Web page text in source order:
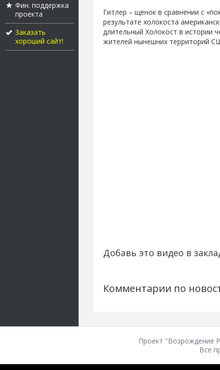
Фин. поддержка
проекта
Заказать
хороший сайт!
Гитлер – щенок в сравнении с
результате холокоста
длительный Холокост в истории
жителей нынешних территорий
Добавь это видео в
Комментарии по
Проект "Возрождение
Все